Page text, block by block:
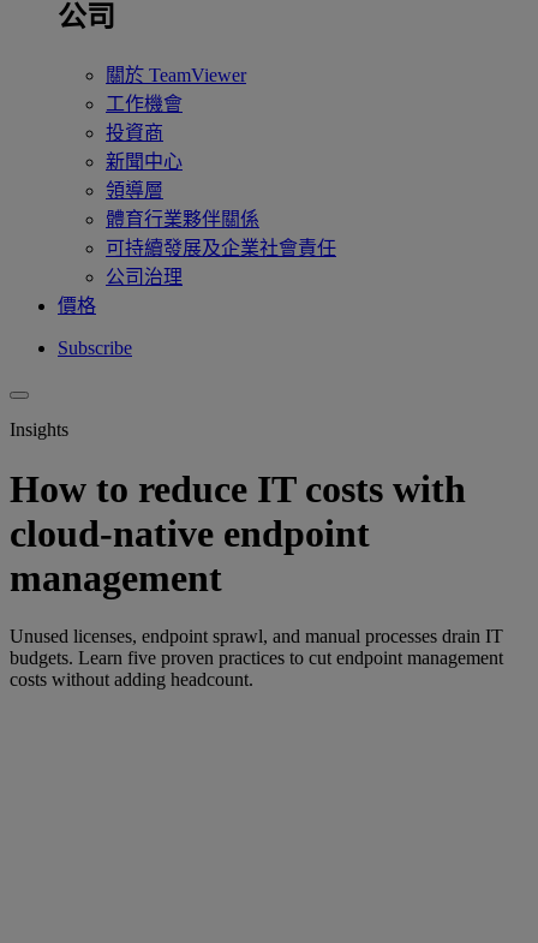
公司
關於 TeamViewer
工作機會
投資商
新聞中心
領導層
體育行業夥伴關係
可持續發展及企業社會責任
公司治理
價格
Subscribe
Insights
How to reduce IT costs with
cloud-native endpoint
management
Unused licenses, endpoint sprawl, and manual processes drain IT
budgets. Learn five proven practices to cut endpoint management
costs without adding headcount.